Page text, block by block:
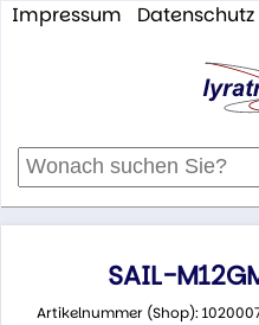
Impressum Datenschutz
SAIL-
Artikelnummer (Shop):